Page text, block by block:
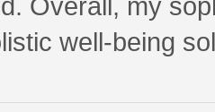
Overall, my
well-being